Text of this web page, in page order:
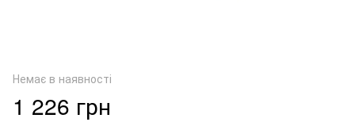
Немає в наявності
1 226 грн